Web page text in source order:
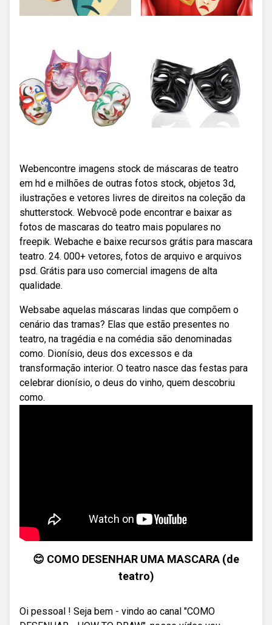
Webencontre imagens stock de máscaras de teatro
em hd e milhões de outras fotos stock, objetos 3d,
ilustrações e vetores livres de direitos na coleção da
shutterstock. Webvocê pode encontrar e baixar as
fotos de mascaras do teatro mais populares no
freepik. Webache e baixe recursos grátis para mascara
teatro. 24. 000+ vetores, fotos de arquivo e arquivos
psd. Grátis para uso comercial imagens de alta
qualidade.
Websabe aquelas máscaras lindas que compõem o
cenário das tramas? Elas que estão presentes no
teatro, na tragédia e na comédia são denominadas
como. Dionísio, deus dos excessos e da
transformação interior. O teatro nasce das festas para
celebrar dionísio, o deus do vinho, quem descobriu
como.
😊 COMO DESENHAR UMA MASCARA (de
teatro)
Oi pessoal ! Seja bem - vindo ao canal "COMO